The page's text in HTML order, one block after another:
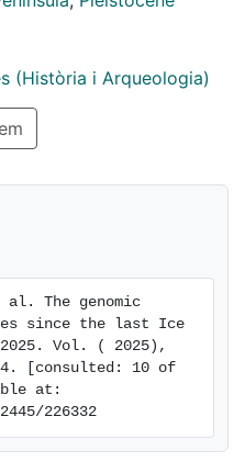
DOM2 horses, native
already arrived
suggests breeding
wild restocking until at
shortly after.
the far-reaching
across Europe and
and Antiquity, with
particularly
(Història i Arqueologia)
al. The genomic
since the last Ice
Vol. ( 2025),
[consulted: 10 of
at:
226332